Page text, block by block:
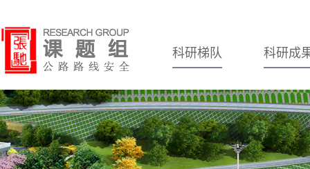
科研梯队 科研成